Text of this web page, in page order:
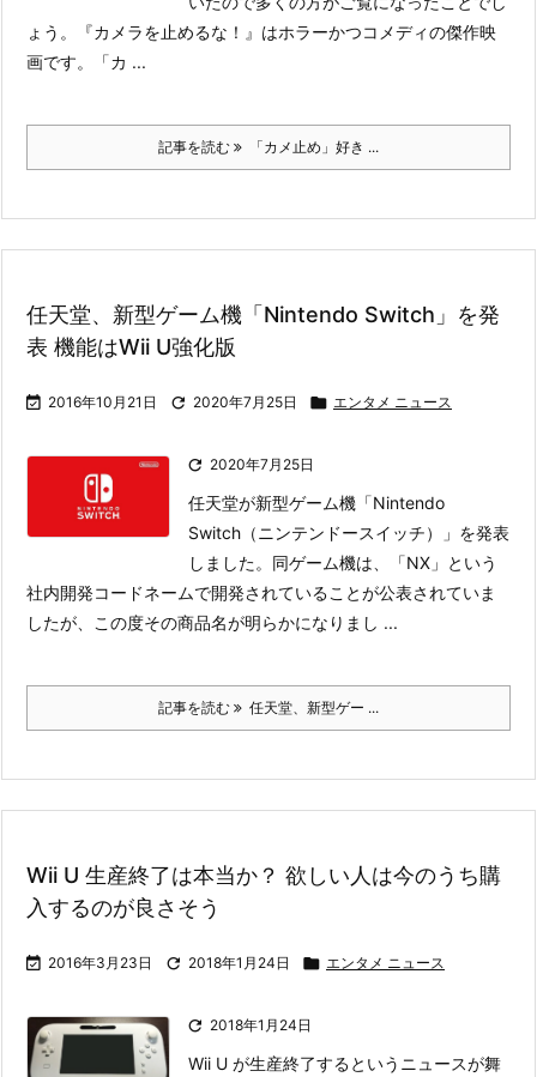
ょう。
『カメラを止めるな！』はホラーかつコメディの傑作映
画です。「カ ...
記事を読む 「カメ止め」好き ...
任天堂、新型ゲーム機「Nintendo Switch」を発
表 機能はWii U強化版
 2016年10月21日  2020年7月25日  エンタメ ニュース
 2020年7月25日
任天堂が新型ゲーム機「Nintendo
Switch（ニンテンドースイッチ）」を発表
しました。 同ゲーム機は、「NX」という
社内開発コードネームで開発されていることが公表されていま
したが、この度その商品名が明らかになりまし ...
記事を読む 任天堂、新型ゲー ...
Wii U 生産終了は本当か？ 欲しい人は今のうち購
入するのが良さそう
 2016年3月23日  2018年1月24日  エンタメ ニュース
 2018年1月24日
Wii U が生産終了するというニュースが舞